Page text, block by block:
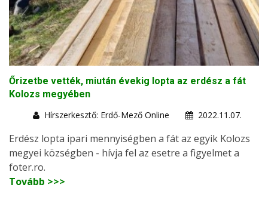
Őrizetbe vették, miután évekig lopta az erdész a fát
Kolozs megyében
Hírszerkesztő: Erdő-Mező Online
2022.11.07.
Erdész lopta ipari mennyiségben a fát az egyik Kolozs
megyei községben - hívja fel az esetre a figyelmet a
foter.ro.
Tovább >>>